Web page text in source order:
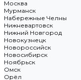
Москва
Мурманск
Набережные Челны
Нижневартовск
Нижний Новгород
Новокузнецк
Новороссийск
Новосибирск
Ноябрьск
Омск
Орёл